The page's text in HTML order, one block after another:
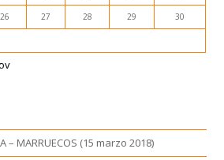
26 27 28 29 30
– MARRUECOS (15 marzo 2018)